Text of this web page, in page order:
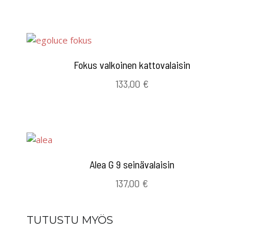
Fokus valkoinen kattovalaisin
133,00 €
Alea G 9 seinävalaisin
137,00 €
TUTUSTU MYÖS